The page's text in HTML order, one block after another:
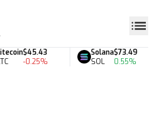
$45.43
-0.25%
Solana
SOL
$73.49
0.55%